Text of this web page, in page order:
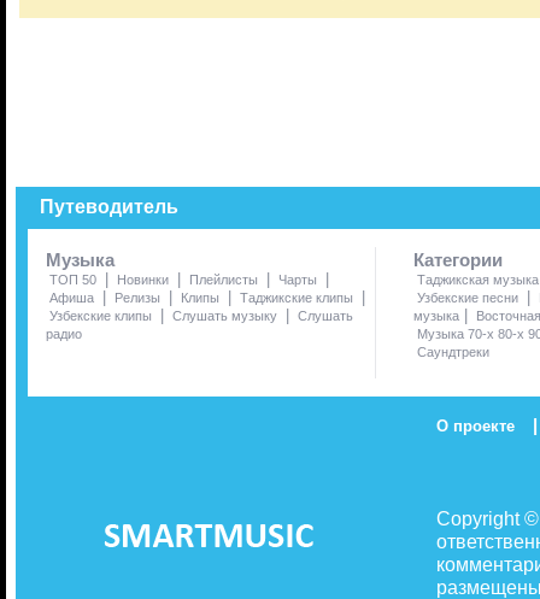
Путеводитель
Музыка
ТОП 50 | Новинки | Плейлисты | Чарты |
Афиша | Релизы | Клипы | Таджикские клипы |
Узбекские клипы | Слушать музыку | Слушать
радио
Категории
Таджикская музыка
Узбекские песни
|
музыка |
Музыка 70-х 80-х
Саундтреки
О проекте |
Copyright
размещены